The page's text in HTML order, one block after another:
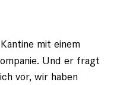
mit einem
Und er fragt
vor, wir haben